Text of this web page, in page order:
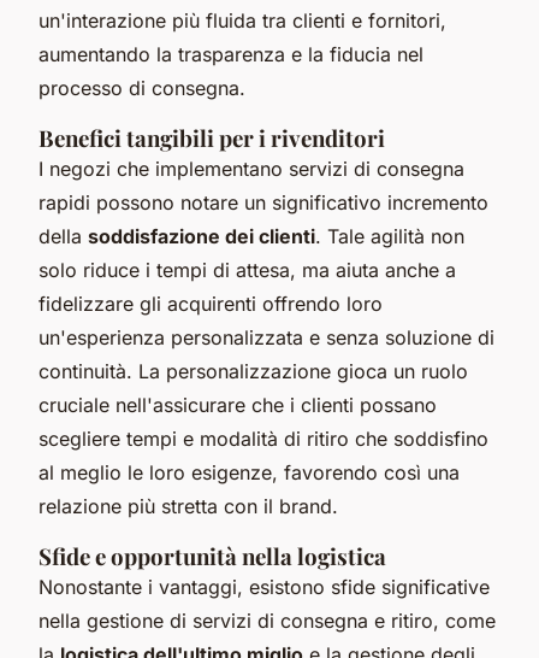
un'interazione più fluida tra clienti e fornitori,
aumentando la trasparenza e la fiducia nel
processo di consegna.
Benefici tangibili per i rivenditori
I negozi che implementano servizi di consegna
rapidi possono notare un significativo incremento
della soddisfazione dei clienti. Tale agilità non
solo riduce i tempi di attesa, ma aiuta anche a
fidelizzare gli acquirenti offrendo loro
un'esperienza personalizzata e senza soluzione di
continuità. La personalizzazione gioca un ruolo
cruciale nell'assicurare che i clienti possano
scegliere tempi e modalità di ritiro che soddisfino
al meglio le loro esigenze, favorendo così una
relazione più stretta con il brand.
Sfide e opportunità nella logistica
Nonostante i vantaggi, esistono sfide significative
nella gestione di servizi di consegna e ritiro, come